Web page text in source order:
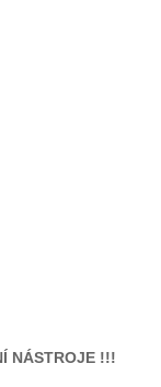
NÁSTROJE !!!